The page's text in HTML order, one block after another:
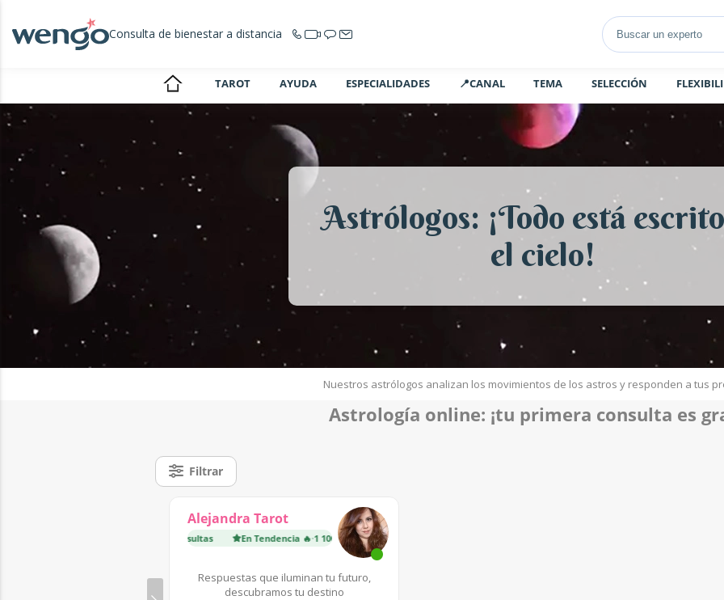
Consulta de bienestar a distancia
TAROT AYUDA ESPECIALIDADES 📍CANAL TEMA SELECCIÓN
Astrólogos: ¡Todo está
el cielo!
Nuestros astrólogos analizan los movimientos de los astros y responden a tus
Astrología online: ¡tu primera consulta es
Filtrar
Alejandra Tarot
1 100 consultas En Tendencia 🔥·1 100 consultas
Respuestas que iluminan tu futuro,
descubramos tu destino